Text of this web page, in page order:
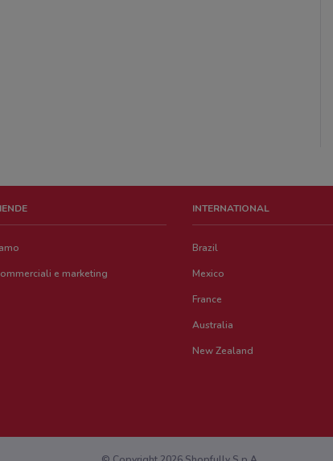
e marketing
INTERNATIONAL
Brazil
Mexico
France
Australia
New Zealand